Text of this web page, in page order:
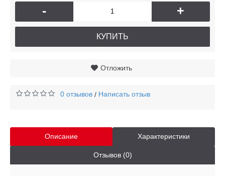
- +
КУПИТЬ
Отложить
0 отзывов / Написать отзыв
Описание Характеристики
Отзывов (0)